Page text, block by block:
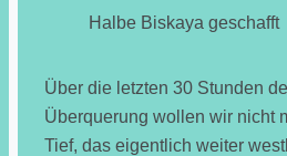
Halbe Biskaya geschafft
Über die letzten 30 Stunden
Überquerung wollen wir nicht
Tief, das eigentlich weiter